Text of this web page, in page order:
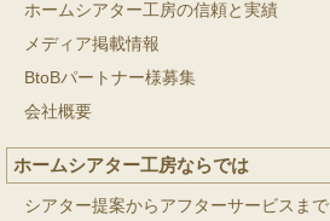
ホームシアター工房の信頼と実績
メディア掲載情報
BtoBパートナー様募集
会社概要
ホームシアター工房ならでは
シアター提案からアフターサービスまで